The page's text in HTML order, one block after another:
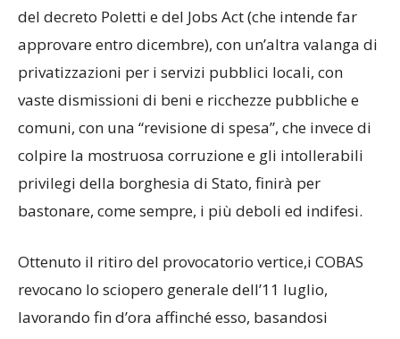
del decreto Poletti e del Jobs Act (che intende far
approvare entro dicembre), con un’altra valanga di
privatizzazioni per i servizi pubblici locali, con
vaste dismissioni di beni e ricchezze pubbliche e
comuni, con una “revisione di spesa”, che invece di
colpire la mostruosa corruzione e gli intollerabili
privilegi della borghesia di Stato, finirà per
bastonare, come sempre, i più deboli ed indifesi.
Ottenuto il ritiro del provocatorio vertice,i COBAS
revocano lo sciopero generale dell’11 luglio,
lavorando fin d’ora affinché esso, basandosi